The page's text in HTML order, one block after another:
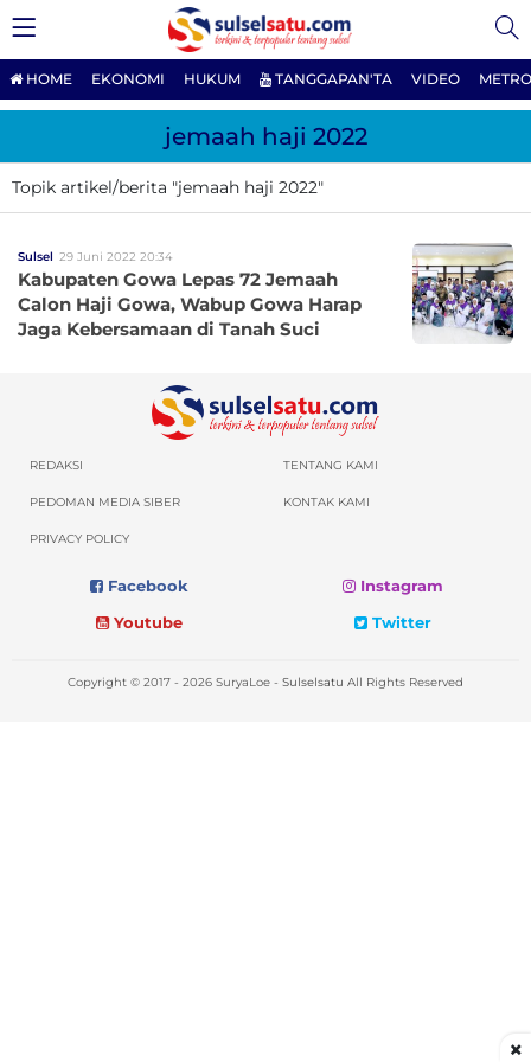
HOME EKONOMI HUKUM TANGGAPAN'TA VIDEO
jemaah haji 2022
Topik artikel/berita "jemaah haji 2022"
Sulsel 29 Juni 2022 20:34
Kabupaten Gowa Lepas 72 Jemaah
Calon Haji Gowa, Wabup Gowa Harap
Jaga Kebersamaan di Tanah Suci
REDAKSI TENTANG KAMI
PEDOMAN MEDIA SIBER KONTAK KAMI
PRIVACY POLICY
Facebook
Instagram
Youtube
Twitter
Copyright © 2017 - 2026 SuryaLoe - Sulselsatu All Rights Reserved
×